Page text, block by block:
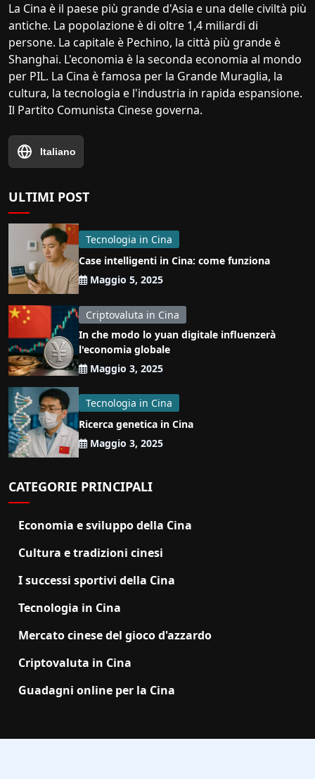
La Cina è il paese più grande d'Asia e una delle civiltà più
antiche. La popolazione è di oltre 1,4 miliardi di
persone. La capitale è Pechino, la città più grande è
Shanghai. L'economia è la seconda economia al mondo
per PIL. La Cina è famosa per la Grande Muraglia, la
cultura, la tecnologia e l'industria in rapida espansione.
Il Partito Comunista Cinese governa.
Italiano
ULTIMI POST
Tecnologia in Cina
Case intelligenti in Cina: come funziona
Maggio 5, 2025
Criptovaluta in Cina
In che modo lo yuan digitale influenzerà
l'economia globale
Maggio 3, 2025
Tecnologia in Cina
Ricerca genetica in Cina
Maggio 3, 2025
CATEGORIE PRINCIPALI
Economia e sviluppo della Cina
Cultura e tradizioni cinesi
I successi sportivi della Cina
Tecnologia in Cina
Mercato cinese del gioco d'azzardo
Criptovaluta in Cina
Guadagni online per la Cina